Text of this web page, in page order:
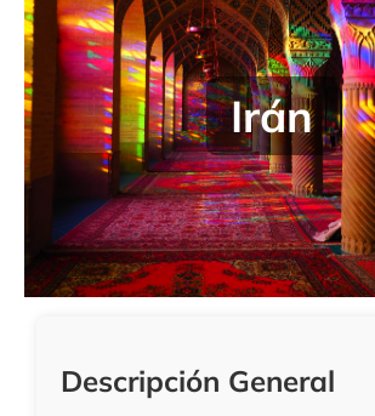
Irán
Descripción General